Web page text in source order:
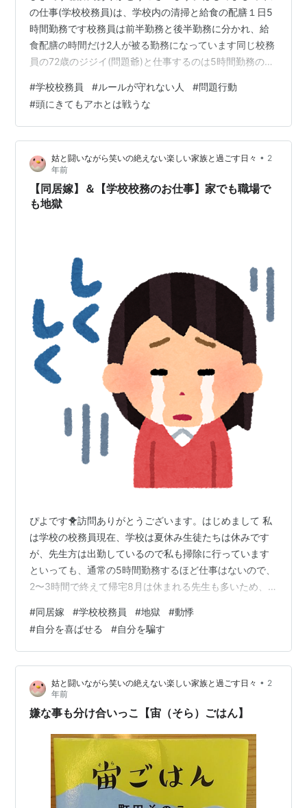
の仕事(学校校務員)は、学校内の清掃と給食の配膳１日5
時間勤務です校務員は前半勤務と後半勤務に分かれ、給
食配膳の時間だけ2人が被る勤務になっています同じ校務
員の72歳のジジイ(問題爺)と仕事するのは5時間勤務の
わせて4人で行います2人だけで一緒に仕事をすることは
ほぼありません なのに、ジジイの問題行動は目にも耳に
も入ってきますharue818.hatenablog.com
harue818.hatenablog.com harue818.hatenablog.com
学校職員さんが目撃した、…
#学校校務員 #ルールが守れない人 #問題行動
#頭にきてもアホとは戦うな
姑と闘いながら笑いの絶えない楽しい家族と過ごす日々 • 2
年前
【同居嫁】＆【学校校務のお仕事】家でも職場で
も地獄
ぴよです🐥訪問ありがとうございます。はじめまして 私
は学校の校務員現在、学校は夏休み生徒たちは休みです
が、先生方は出勤しているので私も掃除に行っています
といっても、通常の5時間勤務するほど仕事はないので、
2〜3時間で終えて帰宅8月は休まれる先生も多いため、
給なので給料もありません😓給料はないけど、休みは職
場の問題爺(同じ校務員のジジイ)と会わなくていいから嬉
しい🎵けど、家に居ると宇宙人姑と顔を合わせる率が高
くなる、、、⤵仕事に行っても、家に居てもどっちも地獄
😭 『課題の分離』で切り離して考えるようにしています
が、体は正直最低限の会話しかしないよ…
#同居嫁 #学校校務員 #地獄 #動悸
#自分を喜ばせる #自分を騙す
姑と闘いながら笑いの絶えない楽しい家族と過ごす日々 • 2
年前
嫌な事も分け合いっこ【宙（そら）ごはん】